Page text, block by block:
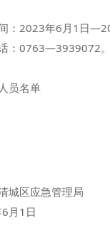
：2023年6月1日
：0763—3939072。
员名单
城区应急管理局
月1日